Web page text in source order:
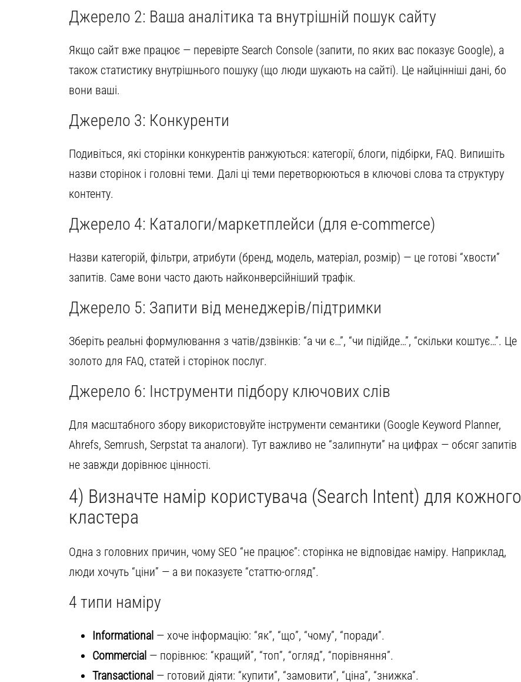
Джерело 2: Ваша аналітика та внутрішній пошук сайту
Якщо сайт вже працює — перевірте Search Console (запити, по яких вас показує Google), а
також статистику внутрішнього пошуку (що люди шукають на сайті). Це найцінніші дані, бо
вони ваші.
Джерело 3: Конкуренти
Подивіться, які сторінки конкурентів ранжуються: категорії, блоги, підбірки, FAQ. Випишіть
назви сторінок і головні теми. Далі ці теми перетворюються в ключові слова та структуру
контенту.
Джерело 4: Каталоги/маркетплейси (для e-commerce)
Назви категорій, фільтри, атрибути (бренд, модель, матеріал, розмір) — це готові “хвости”
запитів. Саме вони часто дають найконверсійніший трафік.
Джерело 5: Запити від менеджерів/підтримки
Зберіть реальні формулювання з чатів/дзвінків: “а чи є…”, “чи підійде…”, “скільки коштує…”. Це
золото для FAQ, статей і сторінок послуг.
Джерело 6: Інструменти підбору ключових слів
Для масштабного збору використовуйте інструменти семантики (Google Keyword Planner,
Ahrefs, Semrush, Serpstat та аналоги). Тут важливо не “залипнути” на цифрах — обсяг запитів
не завжди дорівнює цінності.
4) Визначте намір користувача (Search Intent) для кожного
кластера
Одна з головних причин, чому SEO “не працює”: сторінка не відповідає наміру. Наприклад,
люди хочуть “ціни” — а ви показуєте “статтю-огляд”.
4 типи наміру
Informational — хоче інформацію: “як”, “що”, “чому”, “поради”.
Commercial — порівнює: “кращий”, “топ”, “огляд”, “порівняння”.
Transactional — готовий діяти: “купити”, “замовити”, “ціна”, “знижка”.